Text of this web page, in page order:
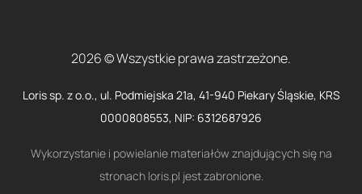
2026 © Wszystkie prawa zastrzeżone.
Loris sp. z o.o., ul. Podmiejska 21a, 41-940 Piekary Śląskie, KRS
0000808553, NIP: 6312687926
Wykorzystanie i powielanie materiałów znajdujących się na
stronach loris.pl jest zabronione.